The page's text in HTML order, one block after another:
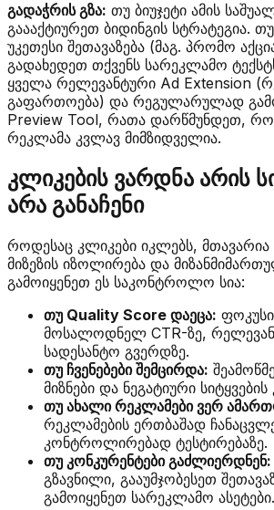
გადაჭრის გზა: თუ ბიუჯეტი ამის
გაააქტიურეთ ბიდინგის სტრატეგია.
უკეთესი შეთავაზება (მაგ. პრომო
გადახედეთ თქვენს სარეკლამო
ყველა რელევანტური Ad Extension
გაფართოება) და რეგულარულად
Preview Tool, რათა დარწმუნდეთ,
რეკლამა კვლავ მიმზიდველია.
კლიკების ვარდნა არის
არა განაჩენი
როდესაც კლიკები იკლებს, მთავარია
მიზეზის იზოლირება და
გამოიყენეთ ეს საკონტროლო სია:
თუ Quality Score დაეცა:
მოსალოდნელ CTR-ზე,
სადესანტო გვერდზე.
თუ ჩვენებები შემცირდა:
მიზნები და ნეგატიური
თუ ახალი რეკლამები ვერ
რეკლამების ერთბაშად
კონტროლირებად ტესტირებაზე.
თუ კონკურენტები გაძლიერდნენ:
გზავნილი, გააუმჯობესეთ
გამოიყენეთ სარეკლამო ასეტები.